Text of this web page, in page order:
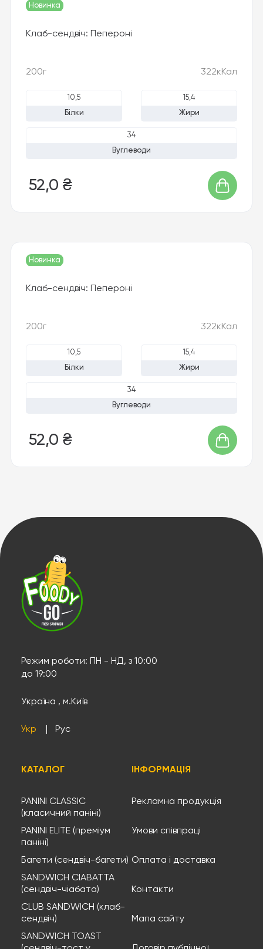
Новинка
Клаб-сендвіч: Пепероні
200г 322кКал
10,5
Білки
15,4
Жири
34
Вуглеводи
52,0 ₴
Новинка
Клаб-сендвіч: Пепероні
200г 322кКал
10,5
Білки
15,4
Жири
34
Вуглеводи
52,0 ₴
Режим роботи: ПН - НД, з 10:00
до 19:00
Україна , м.Київ
Укр Рус
КАТАЛОГ
PANINI CLASSIC
(класичний паніні)
PANINI ELITE (преміум
паніні)
Багети (сендвіч-багети)
SANDWICH CIABATTA
(сендвіч-чіабата)
CLUB SANDWICH (клаб-
сендвіч)
SANDWICH TOAST
ІНФОРМАЦІЯ
Рекламна продукція
Умови співпраці
Оплата і доставка
Контакти
Мапа сайту